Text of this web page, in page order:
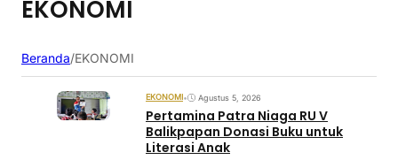
EKONOMI
Beranda/EKONOMI
EKONOMI• Agustus 5, 2026
Pertamina Patra Niaga RU V
Balikpapan Donasi Buku untuk
Literasi Anak